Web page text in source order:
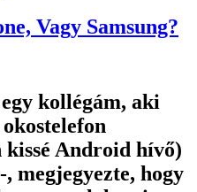
Vagy Samsung?
kollégám, aki
okostelefon
kissé Android hívő)
megjegyezte, hogy